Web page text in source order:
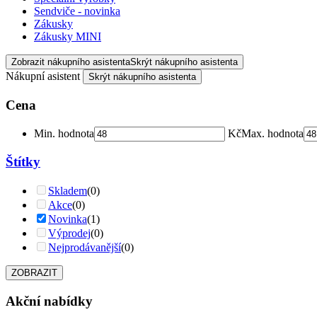
Sendviče - novinka
Zákusky
Zákusky MINI
Zobrazit nákupního asistentaSkrýt nákupního asistenta
Nákupní asistent Skrýt nákupního asistenta
Cena
Min. hodnota KčMax. hodnota
Štítky
Skladem(0)
Akce(0)
Novinka(1)
Výprodej(0)
Nejprodávanější(0)
ZOBRAZIT
Akční nabídky